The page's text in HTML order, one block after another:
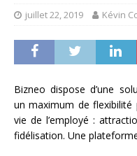
juillet 22, 2019 Kévin
Bizneo dispose d’une
un maximum de flexibilité
vie de l’employé :
fidélisation. Une